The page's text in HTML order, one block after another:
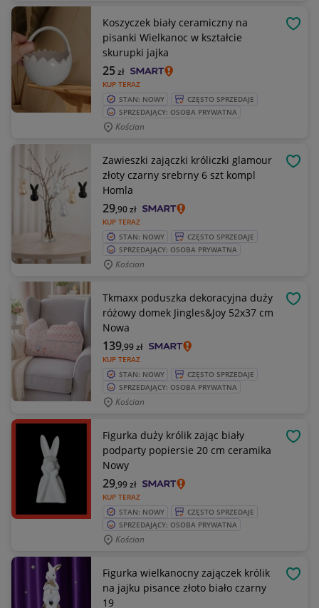
Koszyczek biały ceramiczny na
pisanki Wielkanoc w kształcie
skurupki jajka
KUP TERAZ
25zł
STAN: NOWY
CZĘSTO SPRZEDAJE
SPRZEDAJĄCY: OSOBA PRYWATNA
Kościan
Zawieszki zajączki króliczki glamour
złoty czarny srebrny 6 szt kompl
Homla
KUP TERAZ
29,90zł
STAN: NOWY
CZĘSTO SPRZEDAJE
SPRZEDAJĄCY: OSOBA PRYWATNA
Kościan
Tkmaxx poduszka dekoracyjna duży
różowy domek Jingles&Joy 52x37 cm
Nowa
KUP TERAZ
139,99zł
STAN: NOWY
CZĘSTO SPRZEDAJE
SPRZEDAJĄCY: OSOBA PRYWATNA
Kościan
Figurka duży królik zając biały
podparty popiersie 20 cm ceramika
Nowy
KUP TERAZ
29,99zł
STAN: NOWY
CZĘSTO SPRZEDAJE
SPRZEDAJĄCY: OSOBA PRYWATNA
Kościan
Figurka wielkanocny zajączek królik
na jajku pisance złoto biało czarny
19